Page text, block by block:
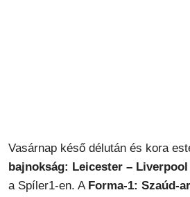
Vasárnap késő délután és kora
bajnokság: Leicester – Liverpool
a Spíler1-en. A Forma-1: Szaúd-